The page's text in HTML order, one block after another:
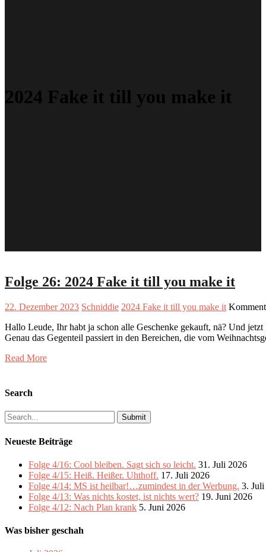
2024 Fake it till you make it
Folge 26: 2024 Fake it till you make it
22. Dezember 2023 Schniddie 2024 Fake it till you make it
Hallo Leude, Ihr habt ja schon alle Geschenke gekauft, nä? Und
Genau das Gegenteil passiert in den Bereichen, die vom
Read More
Search
Search
for:
Neueste Beiträge
Folge 4/16: Cool bleiben. Sagt sich so leicht. 31. Juli 2026
Folge 4/15: Heiß. Heißer. Uhthoff. 17. Juli 2026
Folge 4/14: MS ist heilbar!…zumindest in der Werbung. 3.
Folge 4/13: Was nichts kostet, ist nichts wert? 19. Juni 2026
Folge 4/12: Nach Plan krank 5. Juni 2026
Was bisher geschah